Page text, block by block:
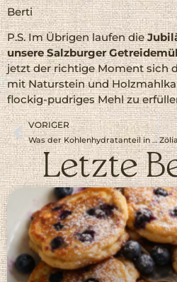
Berti
P.S. Im Übrigen laufen die
unsere Salzburger
jetzt der richtige Moment sich
mit Naturstein und
flockig-pudriges Mehl zu
VORIGER
Was der Kohlenhydratanteil in der Ernährung ausmacht
Letzte